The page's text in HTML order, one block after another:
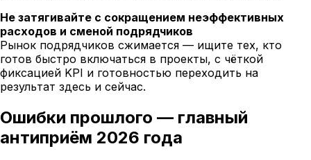
Не затягивайте с сокращением неэффективных
расходов и сменой подрядчиков
Рынок подрядчиков сжимается — ищите тех, кто
готов быстро включаться в проекты, с чёткой
фиксацией KPI и готовностью переходить на
результат здесь и сейчас.
Ошибки прошлого — главный
антиприём 2026 года